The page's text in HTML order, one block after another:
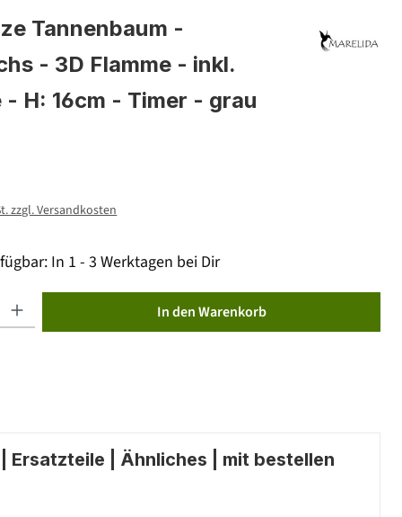
Tannenbaum -
- 3D Flamme - inkl.
H: 16cm - Timer - grau
zzgl. Versandkosten
In 1 - 3 Werktagen bei Dir
In den Warenkorb
Ersatzteile | Ähnliches | mit bestellen